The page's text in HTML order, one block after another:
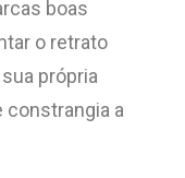
boas
o retrato
própria
constrangia a